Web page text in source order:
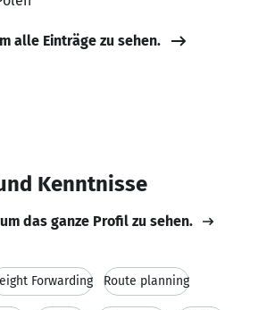
alle Einträge zu sehen.
Kenntnisse
das ganze Profil zu sehen.
Forwarding Route planning